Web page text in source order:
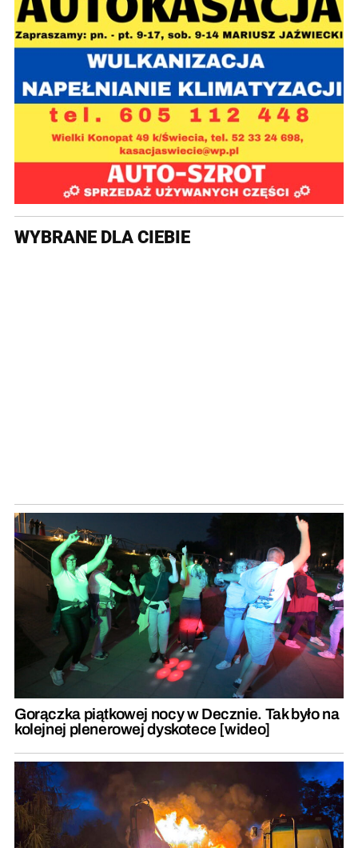
WYBRANE DLA CIEBIE
Gorączka piątkowej nocy w Decznie. Tak było na
kolejnej plenerowej dyskotece [wideo]